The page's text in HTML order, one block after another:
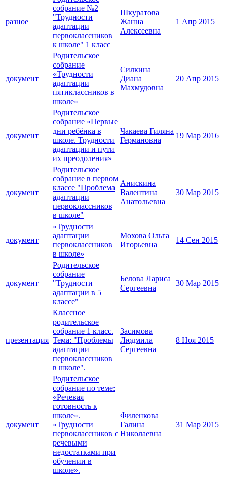
разное
собрание №2
"Трудности
адаптации
первоклассников
к школе" 1 класс
Шкуратова
Жанна
Алексеевна
1 Апр 2015
документ
Родительское
собрание
«Трудности
адаптации
пятиклассников в
школе»
Силкина
Диана
Махмудовна
20 Апр 2015
документ
Родительское
собрание «Первые
дни ребёнка в
школе. Трудности
адаптации и пути
их преодоления»
Чакаева Гиляна
Германовна
19 Мар 2016
документ
Родительское
собрание в первом
классе "Проблема
адаптации
первоклассников
в школе"
Анискина
Валентина
Анатольевна
30 Мар 2015
документ
«Трудности
адаптации
первоклассников
в школе»
Мохова Ольга
Игорьевна
14 Сен 2015
документ
Родительское
собрание
"Трудности
адаптации в 5
классе"
Белова Лариса
Сергеевна
30 Мар 2015
презентация
Классное
родительское
собрание 1 класс.
Тема: "Проблемы
адаптации
первоклассников
в школе".
Засимова
Людмила
Сергеевна
8 Ноя 2015
документ
Родительское
собрание по теме:
«Речевая
готовность к
школе».
«Трудности
первоклассников с
речевыми
недостатками при
обучении в
школе».
Филенкова
Галина
Николаевна
31 Мар 2015